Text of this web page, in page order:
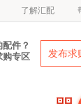
了解汇配
件？
购专区
发布求